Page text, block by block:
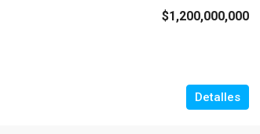
$1,200,000,000
Detalles